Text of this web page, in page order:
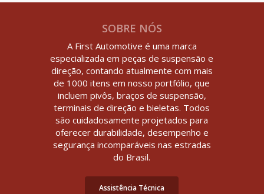
SOBRE NÓS
A First Automotive é uma marca
especializada em peças de suspensão e
direção, contando atualmente com mais
de 1000 itens em nosso portfólio, que
incluem pivôs, braços de suspensão,
terminais de direção e bieletas. Todos
são cuidadosamente projetados para
oferecer durabilidade, desempenho e
segurança incomparáveis nas estradas
do Brasil.
Assistência Técnica